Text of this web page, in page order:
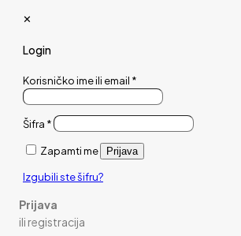
✕
Login
Korisničko ime ili email *
Šifra *
Zapamti me Prijava
Izgubili ste šifru?
Prijava
ili registracija